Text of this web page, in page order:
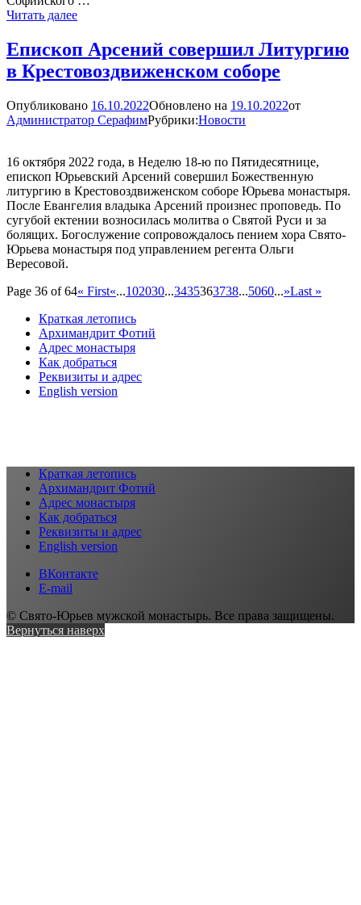
Читать далееМитрополит
совершил
Литургию
в
Юрьевом
монастыре
Епископ Арсений совершил Литургию
в Крестовоздвиженском соборе
Опубликовано 16.10.2022Обновлено на 19.10.2022от
Администратор СерафимРубрики:Новости
16 октября 2022 года, в Неделю 18-ю по Пятидесятнице,
епископ Юрьевский Арсений совершил Божественную
литургию в Крестовоздвиженском соборе Юрьева монастыря.
После Евангелия владыка Арсений произнес проповедь. По
сугубой ектении возносилась молитва о Святой Руси и за
болящих. Богослужение сопровождалось пением хора Свято-
Юрьева монастыря под управлением регента Ольги
Вересовой.
Page 36 of 64« First«...102030...3435363738...5060...»Last »
Краткая летопись
Архимандрит Фотий
Адрес монастыря
Как добраться
Реквизиты и адрес
English version
Краткая летопись
Архимандрит Фотий
Адрес монастыря
Как добраться
Реквизиты и адрес
English version
ВКонтакте
E-mail
© Свято-Юрьев мужской монастырь. Все права защищены.
Вернуться наверх